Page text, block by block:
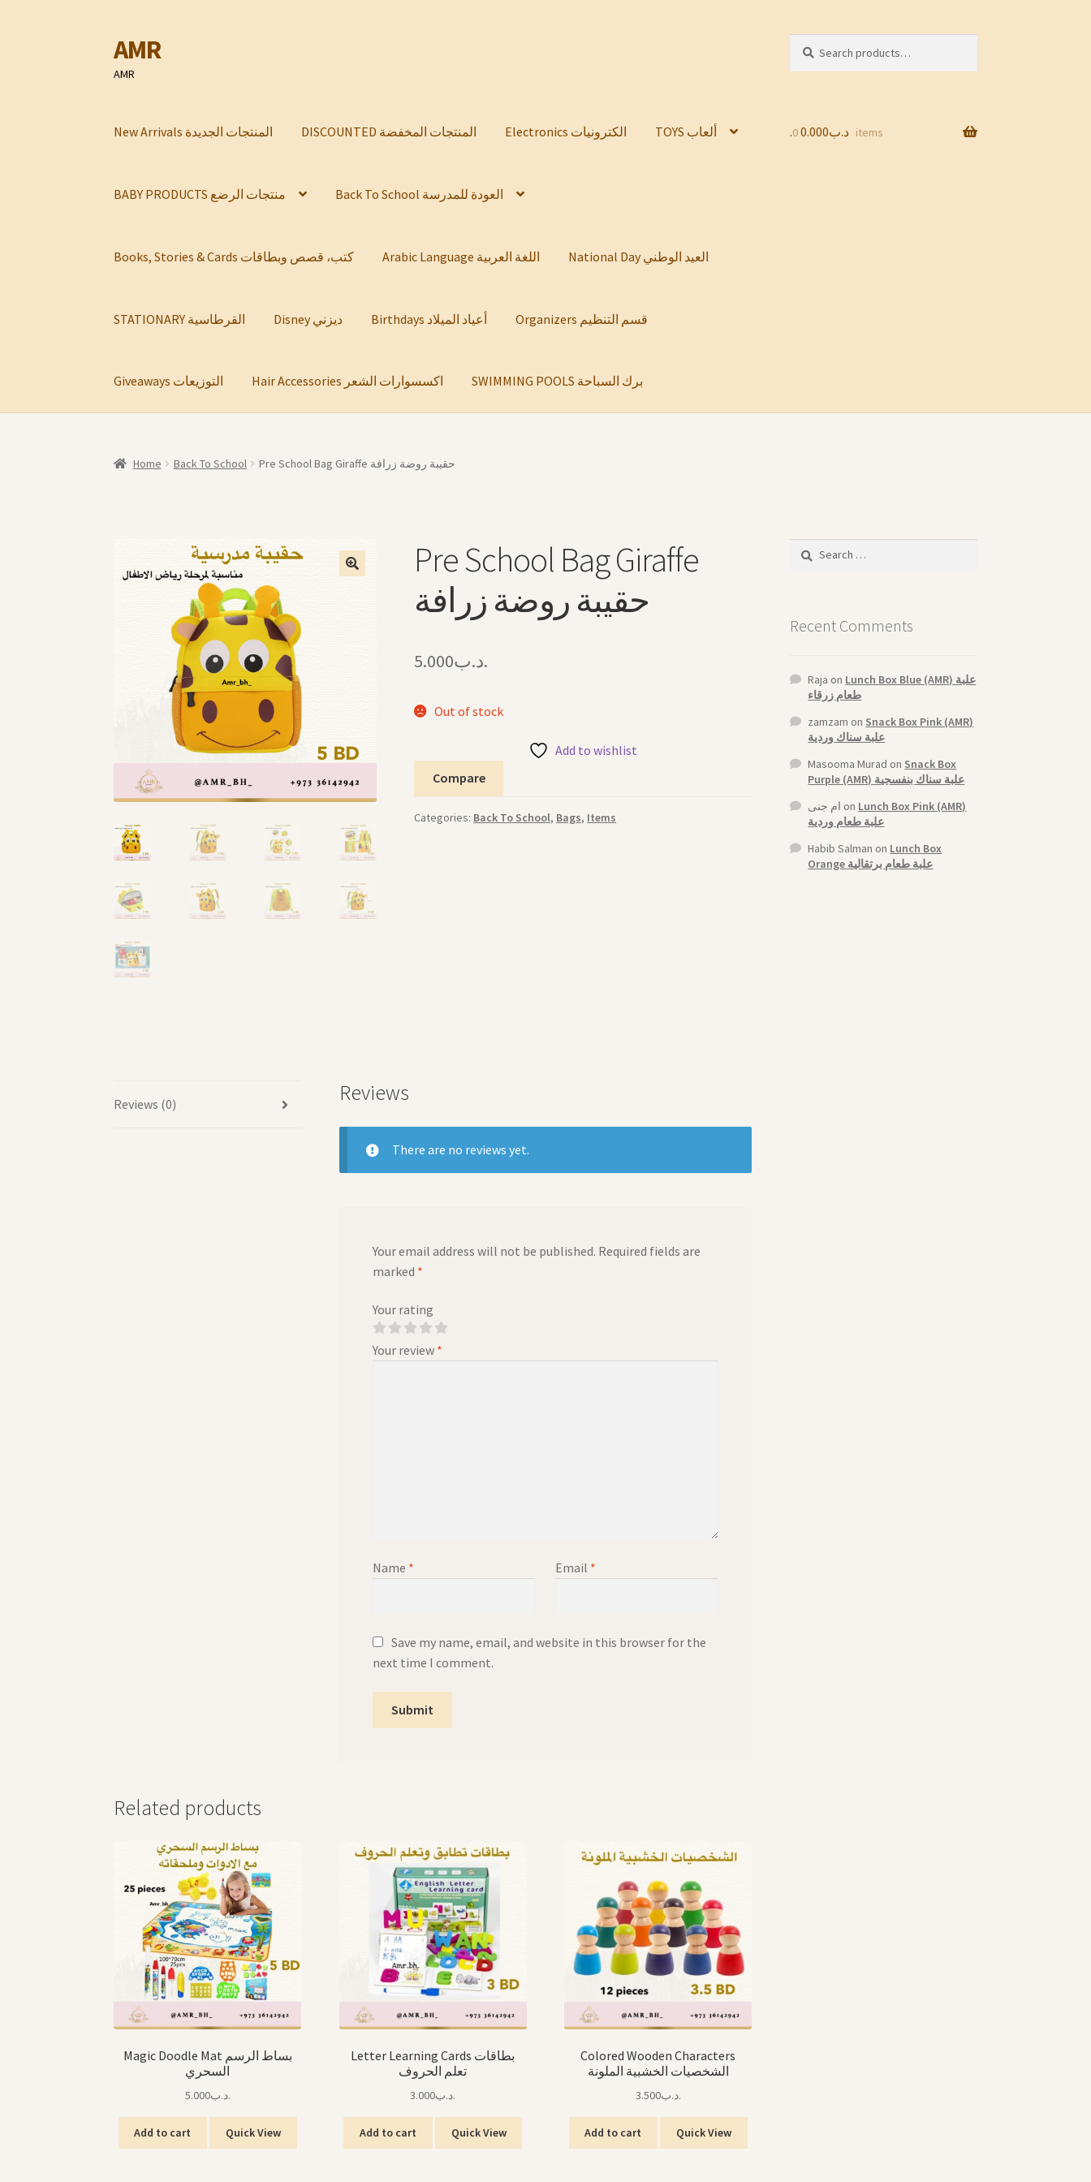
Skip
to
navigation
Skip
to
content
AMR
AMR
for:
New Arrivals المنتجات الجديدة DISCOUNTED المنتجات المخفضة Electronics الكترونيات TOYS ألعاب
BABY PRODUCTS منتجات الرضع Back To School العودة للمدرسة
Books, Stories & Cards كتب، قصص وبطاقات Arabic Language اللغة العربية National Day العيد الوطني
STATIONARY القرطاسية Disney ديزني Birthdays أعياد الميلاد Organizers قسم التنظيم
Giveaways التوزيعات Hair Accessories اكسسوارات الشعر SWIMMING POOLS برك السباحة
.د.ب0.000 0 items
Home Back To School Pre School Bag Giraffe حقيبة روضة زرافة
Pre School Bag Giraffe
حقيبة روضة زرافة
.د.ب5.000
Out of stock
Add to wishlist
Compare
Categories: Back To School, Bags, Items
Reviews (0) Reviews
There are no reviews yet.
Your email address will not be published. Required fields are
marked *
Your rating
Your review *
Name * Email *
Save my name, email, and website in this browser for the
next time I comment.
Related products
Magic Doodle Mat بساط الرسم
السحري
.د.ب5.000
Add to cart Quick View
Letter Learning Cards بطاقات
تعلم الحروف
.د.ب3.000
Add to cart Quick View
Colored Wooden Characters
الشخصيات الخشبية الملونة
.د.ب3.500
Add to cart Quick View
Search
Recent Comments
Raja on Lunch Box Blue (AMR) علبة
طعام زرقاء
zamzam on Snack Box Pink (AMR)
علبة سناك وردية
Masooma Murad on Snack Box
Purple (AMR) علبة سناك بنفسجية
ام جنى on Lunch Box Pink (AMR)
علبة طعام وردية
Habib Salman on Lunch Box
Orange علبة طعام برتقالية